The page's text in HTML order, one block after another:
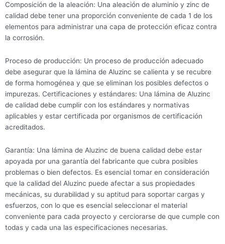
Composición de la aleación: Una aleación de aluminio y zinc de
calidad debe tener una proporción conveniente de cada 1 de los
elementos para administrar una capa de protección eficaz contra
la corrosión.
Proceso de producción: Un proceso de producción adecuado
debe asegurar que la lámina de Aluzinc se calienta y se recubre
de forma homogénea y que se eliminan los posibles defectos o
impurezas. Certificaciones y estándares: Una lámina de Aluzinc
de calidad debe cumplir con los estándares y normativas
aplicables y estar certificada por organismos de certificación
acreditados.
Garantía: Una lámina de Aluzinc de buena calidad debe estar
apoyada por una garantía del fabricante que cubra posibles
problemas o bien defectos. Es esencial tomar en consideración
que la calidad del Aluzinc puede afectar a sus propiedades
mecánicas, su durabilidad y su aptitud para soportar cargas y
esfuerzos, con lo que es esencial seleccionar el material
conveniente para cada proyecto y cerciorarse de que cumple con
todas y cada una las especificaciones necesarias.